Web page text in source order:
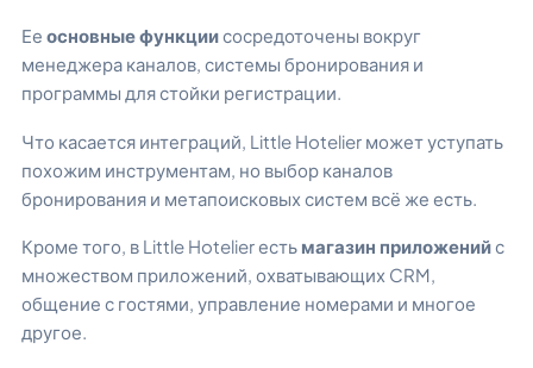
Ее основные функциисосредоточены вокруг
менеджера каналов, системы бронирования и
программы для стойки регистрации.
Что касается интеграций, Little Hotelier может уступать
похожим инструментам, но выбор каналов
бронирования и метапоисковых систем всё же есть.
Кроме того, в Little Hotelier есть магазин приложенийс
множеством приложений, охватывающих CRM,
общение с гостями, управление номерами и многое
другое.